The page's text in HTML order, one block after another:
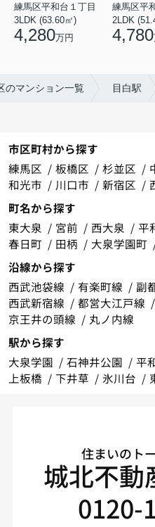
練馬区平和台１丁目
3LDK (63.60㎡)
4,280万円
練馬区平
2LDK
4,780
のマンション一覧 目白駅
市区町村から探す
練馬区
板橋区 杉並区
和光市
川口市 新宿区
町名から探す
東大泉
宮前 西大泉 平
春日町
田柄 大泉学園町
沿線から探す
西武池袋線
有楽町線 副
西武新宿線
都営大江戸線
京王井の頭線
丸ノ内線
駅から探す
大泉学園
石神井公園 平
上板橋
下井草 氷川台
住まいのト
城北不動
0120-